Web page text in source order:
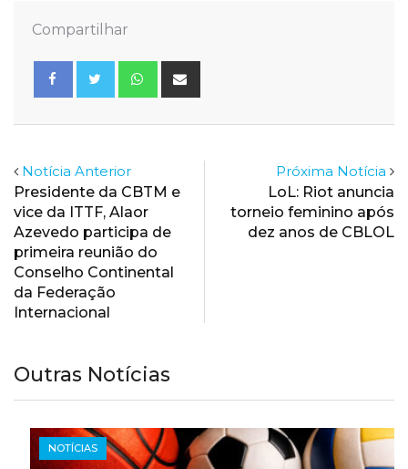
Compartilhar
Whatsapp
Notícia Anterior
Presidente da CBTM e
vice da ITTF, Alaor
Azevedo participa de
primeira reunião do
Conselho Continental
da Federação
Internacional
Próxima Notícia
LoL: Riot anuncia
torneio feminino após
dez anos de CBLOL
Outras Notícias
NOTÍCIAS